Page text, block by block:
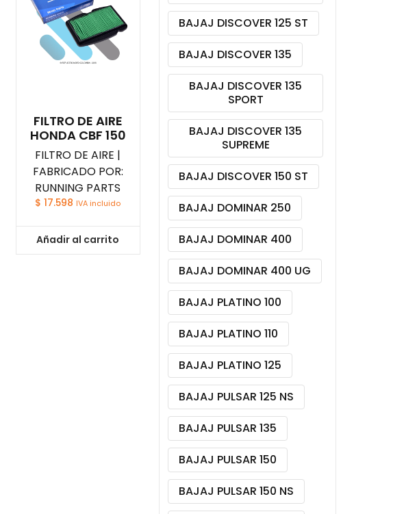
FILTRO DE AIRE
HONDA CBF 150
FILTRO DE AIRE |
FABRICADO POR:
RUNNING PARTS
$ 17.598 IVA incluido
Añadir al carrito
BAJAJ DISCOVER 125 ST
BAJAJ DISCOVER 135
BAJAJ DISCOVER 135
SPORT
BAJAJ DISCOVER 135
SUPREME
BAJAJ DISCOVER 150 ST
BAJAJ DOMINAR 250
BAJAJ DOMINAR 400
BAJAJ DOMINAR 400 UG
BAJAJ PLATINO 100
BAJAJ PLATINO 110
BAJAJ PLATINO 125
BAJAJ PULSAR 125 NS
BAJAJ PULSAR 135
BAJAJ PULSAR 150
BAJAJ PULSAR 150 NS